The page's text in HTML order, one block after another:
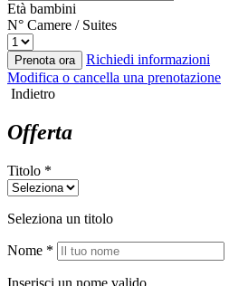
Età bambini
N° Camere / Suites
Prenota ora
Richiedi informazioni
Modifica o cancella una prenotazione
Indietro
Offerta
Titolo *
Seleziona un titolo
Nome *
Inserisci un nome valido